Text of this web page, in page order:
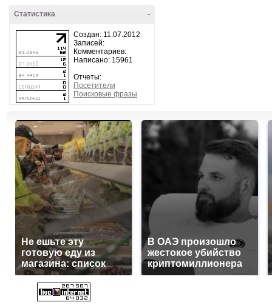
-
Статистика
Создан: 11.07.2012
Записей:
Комментариев:
Написано: 15961
Отчеты:
Посетители
Поисковые фразы
Не ешьте эту
готовую еду из
магазина: список
В ОАЭ произошло
жестокое убийство
криптомиллионера